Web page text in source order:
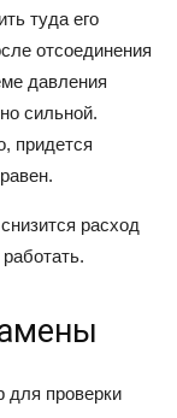
туда его
отсоединения
давления
сильной.
придется
расход
для проверки